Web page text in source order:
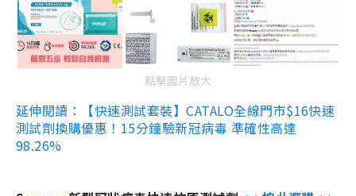
點擊圖片放大
延伸閱讀：【快速測試套裝】CATALO全線門市$16快速
測試劑換購優惠！15分鐘驗新冠病毒 準確性高達
98.26%